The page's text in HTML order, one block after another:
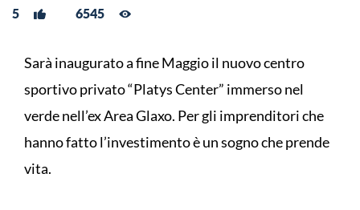
5 6545
Sarà inaugurato a fine Maggio il nuovo centro
sportivo privato “Platys Center” immerso nel
verde nell’ex Area Glaxo. Per gli imprenditori che
hanno fatto l’investimento è un sogno che prende
vita.